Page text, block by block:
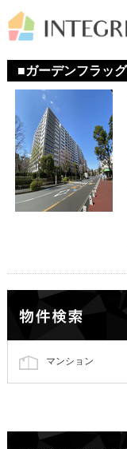
■ガーデンフラッ
マンション